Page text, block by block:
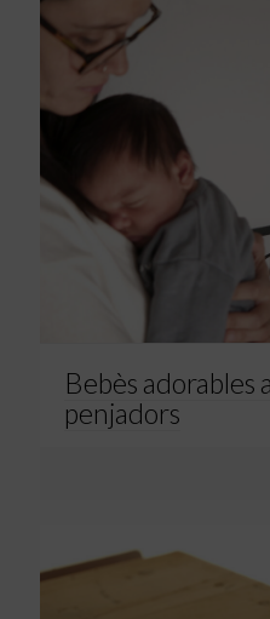
Bebès adorables
penjadors